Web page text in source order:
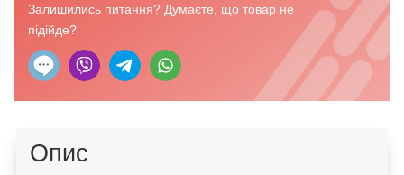
Залишились питання? Думаєте, що товар не
підійде?
Опис